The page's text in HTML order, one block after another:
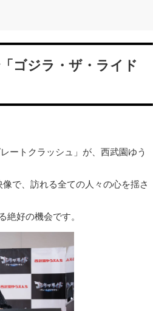
ゴジラ・ザ・ライド
ートクラッシュ」が、西武園ゆう
で、訪れる全ての人々の心を揺さ
絶好の機会です。